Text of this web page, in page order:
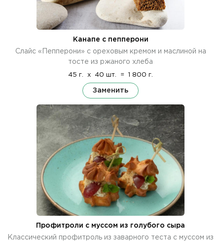
Канапе с пепперони
Слайс «Пепперони» с ореховым кремом и маслиной на
тосте из ржаного хлеба
45 г. x 40 шт. = 1 800 г.
Заменить
Профитроли с муссом из голубого сыра
Классический профитроль из заварного теста с муссом из